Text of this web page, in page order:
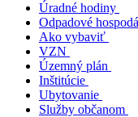
Úradné hodiny
Odpadové
Ako vybaviť
VZN
Územný plán
Inštitúcie
Ubytovanie
Služby občanom